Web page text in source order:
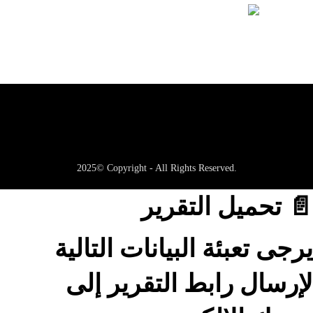
2025© Copyright - All Rights Reserved.
📄 تحميل التقرير
يرجى تعبئة البيانات التالية
لإرسال رابط التقرير إلى